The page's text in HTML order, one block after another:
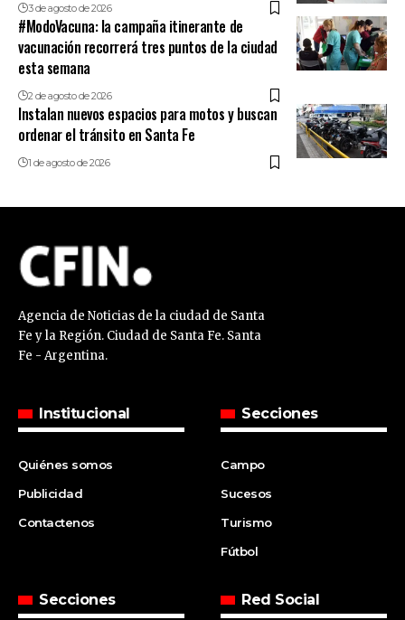
3 de agosto de 2026
#ModoVacuna: la campaña itinerante de
vacunación recorrerá tres puntos de la ciudad
esta semana
2 de agosto de 2026
Instalan nuevos espacios para motos y buscan
ordenar el tránsito en Santa Fe
1 de agosto de 2026
Agencia de Noticias de la ciudad de Santa
Fe y la Región. Ciudad de Santa Fe. Santa
Fe - Argentina.
Institucional
Quiénes somos
Publicidad
Contactenos
Secciones
Campo
Sucesos
Turismo
Fútbol
Secciones Red Social